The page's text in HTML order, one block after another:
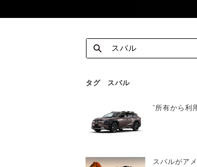
タグ スバル
“所有から利
スバルがア